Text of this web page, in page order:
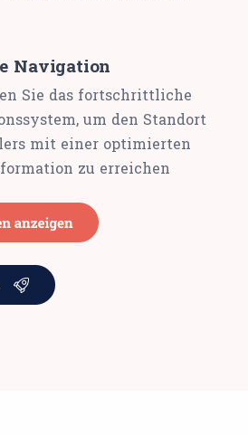
Navigation
Sie das fortschrittliche
um den Standort
mit einer optimierten
zu erreichen